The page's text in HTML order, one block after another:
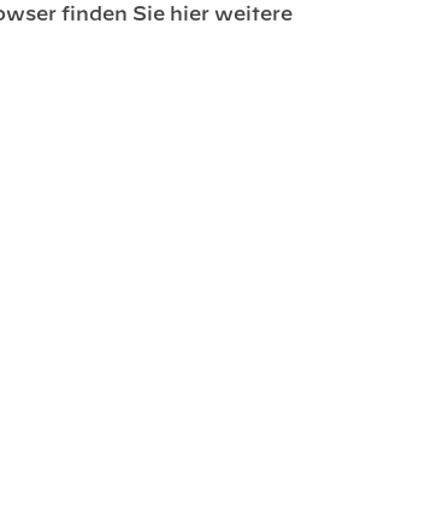
finden Sie hier weitere